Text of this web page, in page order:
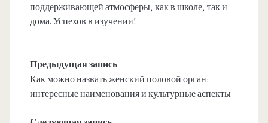
поддерживающей атмосферы, как в школе, так и
дома. Успехов в изучении!
Предыдущая запись
Как можно назвать женский половой орган:
интересные наименования и культурные аспекты